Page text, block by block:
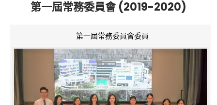
第一屆常務委員會 (2019-2020)
第一屆常務委員會委員